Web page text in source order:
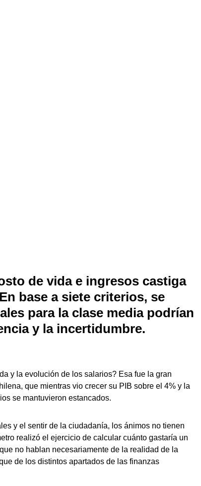
de vida e ingresos castiga
base a siete criterios, se
para la clase media podrían
y la incertidumbre.
y la evolución de los salarios? Esa fue la gran
que mientras vio crecer su PIB sobre el 4% y la
se mantuvieron estancados.
y el sentir de la ciudadanía, los ánimos no tienen
realizó el ejercicio de calcular cuánto gastaría un
no hablan necesariamente de la realidad de la
de los distintos apartados de las finanzas